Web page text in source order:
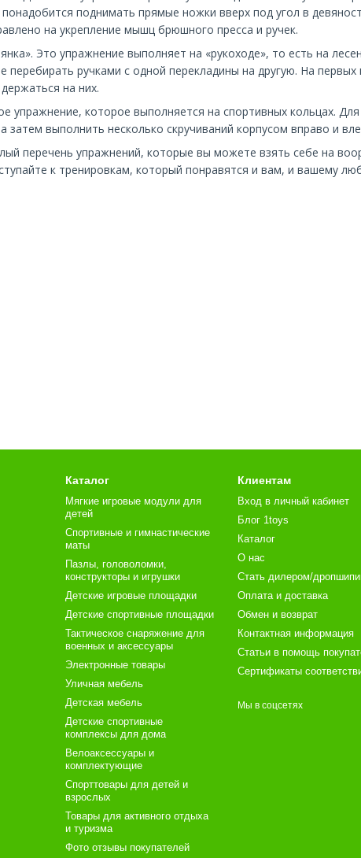
поднимать прямые ножки вверх под угол в
на укрепление мышц брюшного пресса и ручек.
Это упражнение выполняет на «рукоходе», то есть на
перебирать ручками с одной перекладины на другую. На
на них.
упражнение, которое выполняется на спортивных кольцах.
затем выполнить несколько скручиваний корпусом вправо и
перечень упражнений, которые вы можете взять себе на
к тренировкам, который понравятся и вам, и вашему
Каталог
Мягкие игровые модули для
детей
Спортивные и гимнастические
маты
Пазлы, головоломки,
конструкторы и игрушки
Детские игровые площадки
Детские спортивные площадки
Тактическое снаряжение для
военных и аксессуары
Электронные товары
Уличная мебель
Детская мебель
Детские спортивные
комплексы для дома
Велоаксессуары и
комплектующие
Спорттовары для детей и
взрослых
Товары для активного отдыха
и туризма
Фото отзывы покупателей
Клиентам
Вход в личный кабинет
Блог 1toys
Каталог
О нас
Стать дилером/
Оплата и доставка
Обмен и возврат
Контактная информация
Статьи в помощь
Сертификаты
Мы в соцсетях